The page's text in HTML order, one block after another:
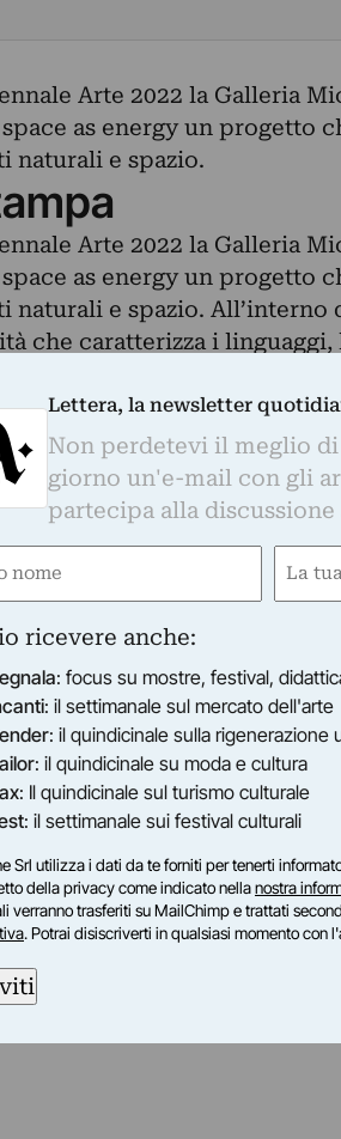
Arte 2022 la Galleria
as energy un progetto
naturali e spazio.
Arte 2022 la Galleria
as energy un progetto
naturali e spazio. All’interno
che caratterizza i linguaggi,
alcuni tratti sembrano
Il valore dell’esperienza,
di sistemi di
nel rapporto tra
privato, la sostenibilità e la
sono alcuni di
questi fattori in maniera
approcci, sfumature e
e per aprire una
delle forme, delle
Fulton, Antoni Muntadas,
Sartori
Lettera, la newsletter
Non perdetevi il meglio
giorno un'e-mail con gli
partecipa alla
Email
ricevere anche:
: focus su mostre, festival,
: il settimanale sul mercato dell'arte
: il quindicinale sulla rigenerazione
: il quindicinale su moda e cultura
: Il quindicinale sul turismo culturale
: il settimanale sui festival culturali
Srl utilizza i dati da te forniti per tenerti
della privacy come indicato nellanostra
verranno trasferiti su MailChimp e trattati
. Potrai disiscriverti in qualsiasi momento con